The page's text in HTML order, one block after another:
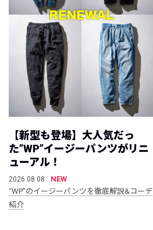
【新型も登場】大人気だっ
た”WP”イージーパンツがリニ
ューアル！
2026.08.08
NEW
“WP”のイージーパンツを徹底解説&コーデ
紹介